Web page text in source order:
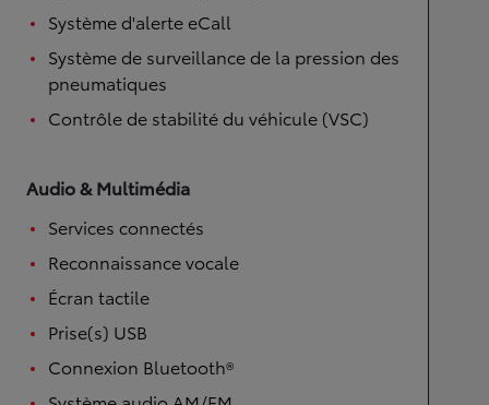
Système d'alerte eCall
Système de surveillance de la pression des
pneumatiques
Contrôle de stabilité du véhicule (VSC)
Audio & Multimédia
Services connectés
Reconnaissance vocale
Écran tactile
Prise(s) USB
Connexion Bluetooth®